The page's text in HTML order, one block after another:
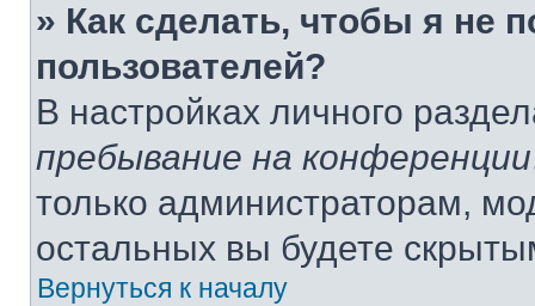
» Как сделать, чтобы я не
пользователей?
В настройках личного
пребывание на конференции
только администраторам,
остальных вы будете
Вернуться к началу